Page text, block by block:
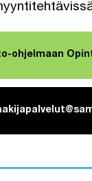
ohjelmaan
välilehteen